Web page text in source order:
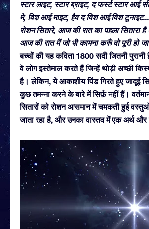
स्टार लाइट, स्टार ब्राइट, द फर्स्ट स्टार आई
मे, विश आई माइट, हैव द विश आई विश
रोशन सितारे, आज की रात का पहला सितारा
आज की रात मैं जो भी कामना करूँ वो पूरी हो
बच्चों की यह कविता 1800 सदी जितनी
वे लोग इस्तेमाल करते हैं जिन्हें थोड़ी अच्छी
है। लेकिन, ये आकाशीय पिंड गिरते हुए जादूई
कुछ तमन्ना करने के बारे में सिर्फ़ नहीं हैं।
सितारों को रोशन आसमान में चमकती हुई वस्तुओं
जाता रहा है, और उनका वास्तव में एक अर्थ और